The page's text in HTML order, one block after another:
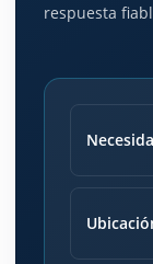
respuesta